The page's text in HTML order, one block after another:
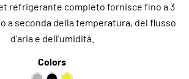
refrigerante completo fornisce fino a 3
a seconda della temperatura, del flusso
d'aria e dell'umidità.
Colors